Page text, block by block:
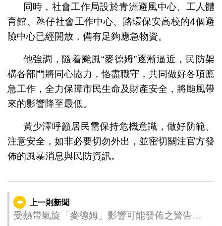
同時，社會工作局設於青洲避風中心、工人體
育館、氹仔社會工作中心、路環保安高校的4個避
險中心已經開放，備有足夠應急物資。
他強調，隨着颱風“麥德姆”逐漸逼近，民防架
構各部門將同心協力，恪盡職守，共同做好各項應
急工作，全力保障市民生命及財產安全，將颱風帶
來的影響降至最低。
黃少澤呼籲居民需保持危機意識，做好防範、
注意安全，如非必要切勿外出，並密切關注官方發
佈的風暴消息與民防資訊。
上一則新聞
受熱帶氣旋「麥德姆」影響可能發佈之警告